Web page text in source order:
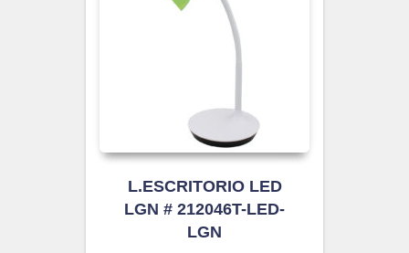
L.ESCRITORIO LED
LGN # 212046T-LED-
LGN